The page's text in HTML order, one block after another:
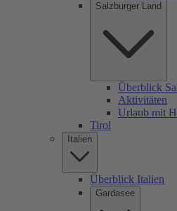
Salzburger Land
Überblick
Aktivitäten
Urlaub mit
Tirol
Italien
Überblick Italien
Gardasee